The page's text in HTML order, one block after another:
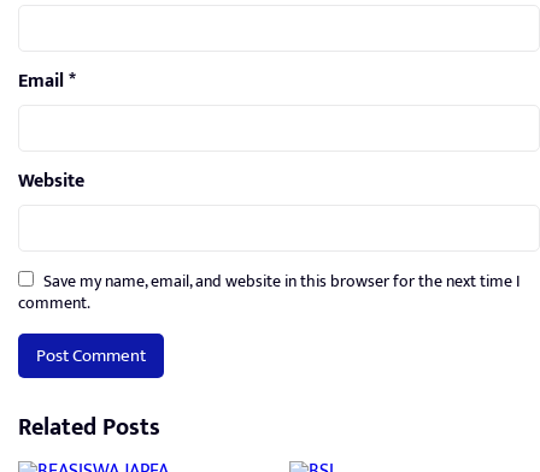
Email*
Website
Save my name, email, and website in this browser for the next time I
comment.
Related Posts